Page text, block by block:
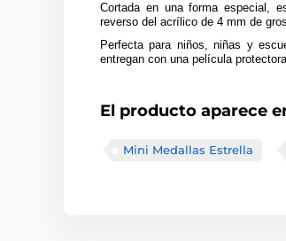
Cortada en una forma especial,
reverso del acrílico de 4 mm de
Perfecta para niños, niñas y
entregan con una película
El producto aparece
Mini Medallas Estrella